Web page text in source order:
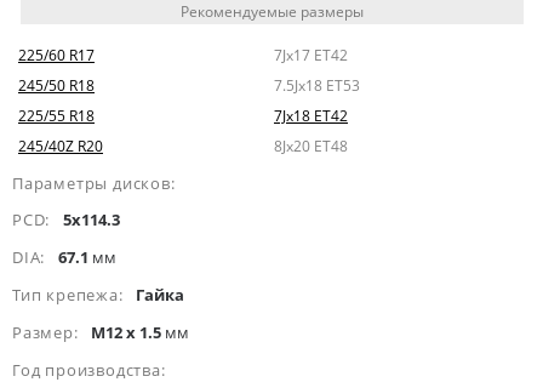
Рекомендуемые размеры
225/60 R17
7Jx17 ET42
245/50 R18
7.5Jx18 ET53
225/55 R18
7Jx18 ET42
245/40Z R20
8Jx20 ET48
Параметры дисков:
PCD:
5x114.3
DIA:
67.1 мм
Тип крепежа:
Гайка
Размер:
M12 x 1.5 мм
Год производства: